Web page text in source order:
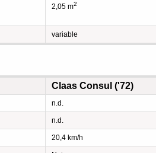
2,05 m2
variable
Claas Consul ('72)
n.d.
n.d.
20,4 km/h